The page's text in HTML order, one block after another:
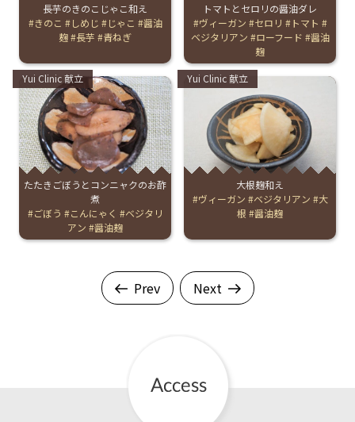
長芋のきのこじゃこ和え
Tags:
きのこ しめじ じゃこ
醤油
麹
長芋 青ねぎ
トマトとセロリの醤油ダレ
Tags:
ヴィーガン セロリ
トマト
ベジタリアン
ローフード
醤油
麹
Categories:
Yui Clinic 献立
たたきごぼうとコンニャクのお酢
煮
Tags:
ごぼう こんにゃく
ベジタリ
アン
醤油麹
Categories:
Yui Clinic 献立
大根麹和え
Tags:
ヴィーガン ベジタリアン
大
根
醤油麹
Prev Next